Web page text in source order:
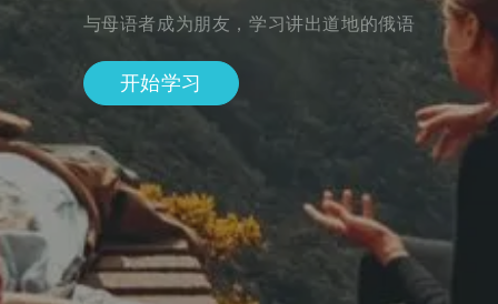
与母语者成为朋友，学习讲出道地的俄语
开始学习